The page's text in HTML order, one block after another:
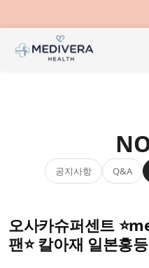
공지사항 Q&A
오사카슈퍼센트
팬⭐ 칼아재 일본홍